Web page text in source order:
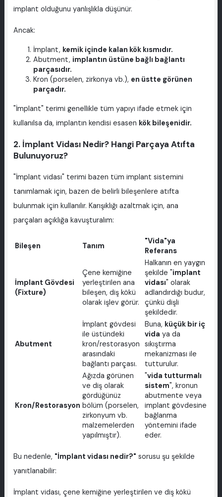
implant olduğunu yanlışlıkla düşünür.
Ancak:
İmplant, kemik içinde kalan kök kısmıdır.
Abutment, implantın üstüne bağlı bağlantı
parçasıdır.
Kron (porselen, zirkonya vb.), en üstte görünen
parçadır.
"İmplant" terimi genellikle tüm yapıyı ifade etmek için
kullanılsa da, implantın kendisi esasen kök bileşenidir.
2. İmplant Vidası Nedir? Hangi Parçaya Atıfta
Bulunuyoruz?
"İmplant vidası" terimi bazen tüm implant sistemini
tanımlamak için, bazen de belirli bileşenlere atıfta
bulunmak için kullanılır. Karışıklığı azaltmak için, ana
parçaları açıklığa kavuşturalım:
Bileşen Tanım
"Vida"ya
Referans
İmplant Gövdesi
(Fixture)
Çene kemiğine
yerleştirilen ana
bileşen, diş kökü
olarak işlev görür.
Halkanın en yaygın
şekilde "implant
vidası" olarak
adlandırdığı budur,
çünkü dişli
şekildedir.
Abutment
İmplant gövdesi
ile üstündeki
kron/restorasyon
arasındaki
bağlantı parçası.
Buna, küçük bir iç
vida ya da
sıkıştırma
mekanizması ile
tutturulur.
Kron/Restorasyon
Ağızda görünen
ve diş olarak
gördüğünüz
bölüm (porselen,
zirkonyum vb.
malzemelerden
yapılmıştır).
"vida tutturmalı
sistem", kronun
abutmente veya
implant gövdesine
bağlanma
yöntemini ifade
eder.
Bu nedenle, "İmplant vidası nedir?" sorusu şu şekilde
yanıtlanabilir:
İmplant vidası, çene kemiğine yerleştirilen ve diş kökü